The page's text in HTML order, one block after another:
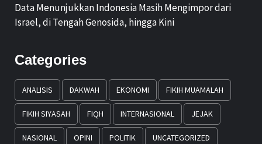
Data Menunjukkan Indonesia Masih Mengimpor dari
Israel, di Tengah Genosida, hingga Kini
Categories
ANALISIS DAKWAH EKONOMI FIKIH MUAMALAH
FIKIH SIYASAH FIQH INTERNASIONAL JEJAK
NASIONAL OPINI POLITIK UNCATEGORIZED